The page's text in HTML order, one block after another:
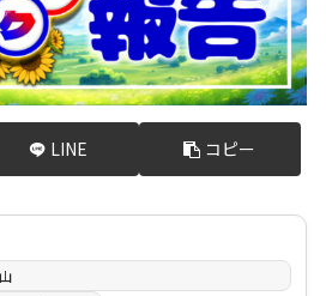
LINE コピー